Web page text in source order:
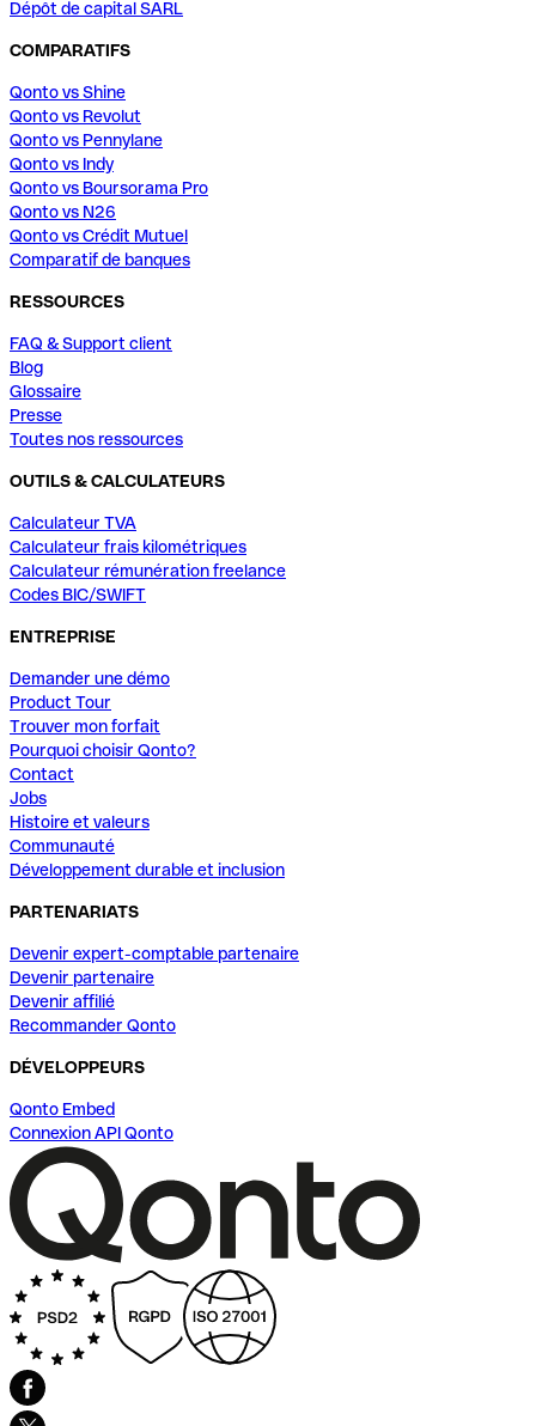
Dépôt de capital SARL
COMPARATIFS
Qonto vs Shine
Qonto vs Revolut
Qonto vs Pennylane
Qonto vs Indy
Qonto vs Boursorama Pro
Qonto vs N26
Qonto vs Crédit Mutuel
Comparatif de banques
RESSOURCES
FAQ & Support client
Blog
Glossaire
Presse
Toutes nos ressources
OUTILS & CALCULATEURS
Calculateur TVA
Calculateur frais kilométriques
Calculateur rémunération freelance
Codes BIC/SWIFT
ENTREPRISE
Demander une démo
Product Tour
Trouver mon forfait
Pourquoi choisir Qonto?
Contact
Jobs
Histoire et valeurs
Communauté
Développement durable et inclusion
PARTENARIATS
Devenir expert-comptable partenaire
Devenir partenaire
Devenir affilié
Recommander Qonto
DÉVELOPPEURS
Qonto Embed
Connexion API Qonto